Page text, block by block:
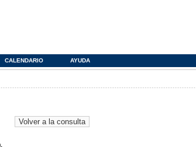
CALENDARIO AYUDA